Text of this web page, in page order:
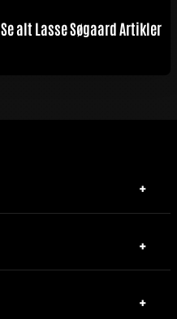
Se alt Lasse Søgaard Artikler